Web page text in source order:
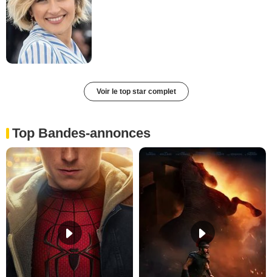
Voir le top star complet
Top Bandes-annonces